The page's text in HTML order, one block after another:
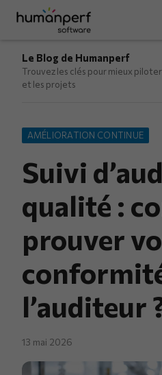
Le Blog de Humanperf
Trouvez les clés pour mieux
et les projets
AMÉLIORATION CONTINUE
Suivi
qualité :
prouver
l’auditeur
13 mai 2026